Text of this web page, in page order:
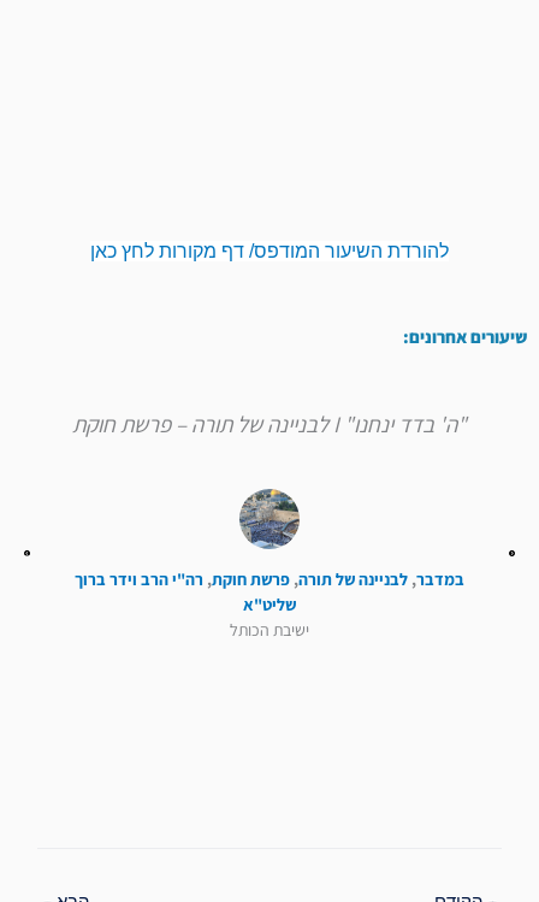
להורדת השיעור המודפס/ דף מקורות לחץ כאן
שיעורים אחרונים:
"ה' בדד ינחנו" I לבניינה של תורה – פרשת חוקת
במדבר, לבניינה של תורה, פרשת חוקת, רה"י הרב וידר ברוך
שליט"א
ישיבת הכותל